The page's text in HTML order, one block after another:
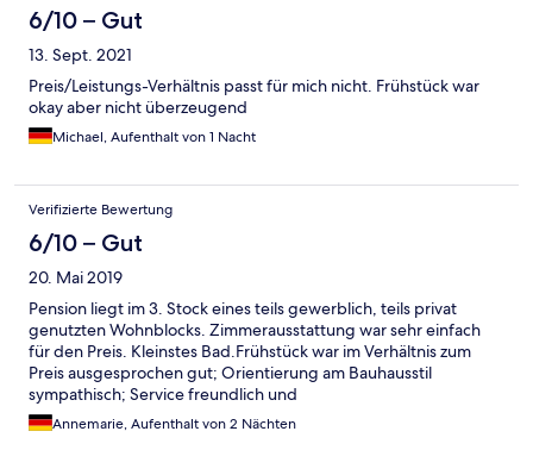
6/10 – Gut
13. Sept. 2021
Preis/Leistungs-Verhältnis passt für mich nicht. Frühstück war
okay aber nicht überzeugend
Michael, Aufenthalt von 1 Nacht
Verifizierte Bewertung
6/10 – Gut
20. Mai 2019
Pension liegt im 3. Stock eines teils gewerblich, teils privat
genutzten Wohnblocks. Zimmerausstattung war sehr einfach
für den Preis. Kleinstes Bad.Frühstück war im Verhältnis zum
Preis ausgesprochen gut; Orientierung am Bauhausstil
sympathisch; Service freundlich und
zuvorkommend;Kaffee/Tee zur Begrüßung angenehm; Lage zur
Innenstadt ca 2km, Nahverkehrsanbindung in unmittelbarer
Annemarie, Aufenthalt von 2 Nächten